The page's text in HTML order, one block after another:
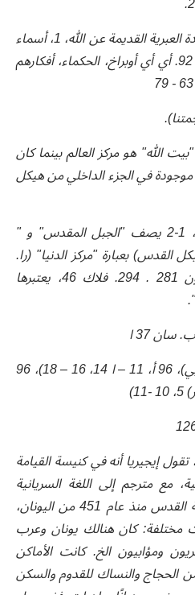
[6] انظر ا. مارمورشتاين، العقيدة العبرية القديمة عن الله، 1، أسماء
الله وصفاته (10 لندن 1927، 92. أي أي أوبراخ، الحكماء، أفكارهم
الله" هو مركز العالم بينما كان
موجودة في الجزء الداخلي من هيكل
يوب. 8، 19. 1 هين 26، 1-2 يصف "الجبل المقدس" و "
القدس) بعبارة "مركز الدنيا" (را.
أنت. 3، 180 – 185، وفيلون 281 . 294. فلاك 46، يعتبرها
[11] مغارة الكنوز (النص العربي)، 96 أ، 11 – ا 14، 16 – 18)، 96
[13] إيجيريا، الحج، 47، 3 – 4، تقول إيجيريا أنه في كنيسة القيامة
مع مترجم إلى اللغة السريانية
(الأرامية). ومع أن كان أساقفة القدس منذ عام 451 من اليونان،
كان هنالك يونان وعرب
ومؤابيون الخ. كانت الأماكن
الحجاج والنساك للقدوم والسكن